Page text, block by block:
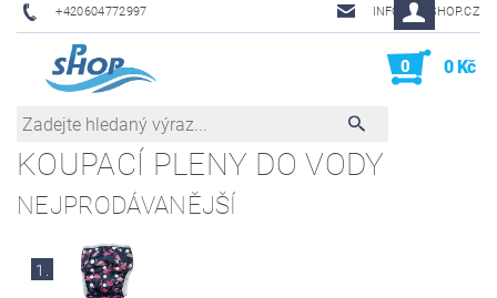
+420604772997 INFO@PHSHOP.CZ
0 0 Kč
KOUPACÍ PLENY DO VODY
NEJPRODÁVANĚJŠÍ
1.